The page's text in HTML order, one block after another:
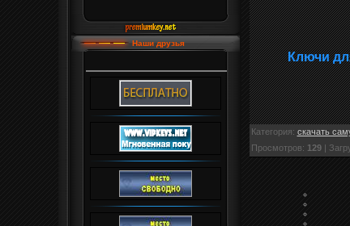
Наши друзья
Ключи
Категория: скачать
Просмотров: 129|